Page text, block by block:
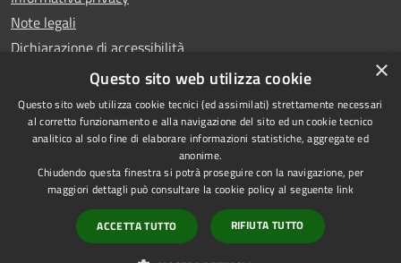
Note legali
Dichiarazione di accessibilità
Whistleblowing
Accessibilità
di Ciampino
Powered byMunicipium
• Accesso redazione
×
Questo sito web utilizza cookie
Questo sito web utilizza cookie tecnici (ed assimilati) strettamente necessari
al corretto funzionamento e alla navigazione del sito ed un cookie tecnico
analitico al solo fine di elaborare informazioni statistiche, aggregate ed
anonime.
Chiudendo questa finestra si potrà proseguire con la navigazione, per
maggiori dettagli può consultare la cookie policy al seguente link
ACCETTA TUTTO RIFIUTA TUTTO